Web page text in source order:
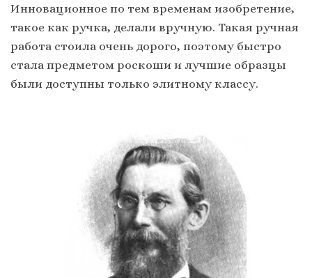
Инновационное по тем временам изобретение,
такое как ручка, делали вручную. Такая ручная
работа стоила очень дорого, поэтому быстро
стала предметом роскоши и лучшие образцы
были доступны только элитному классу.